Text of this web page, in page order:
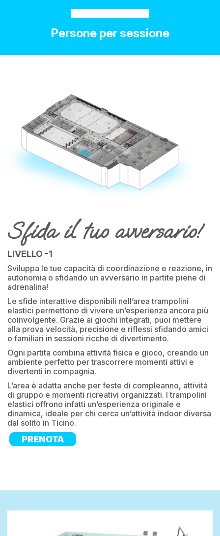
Persone per sessione
Sfida il tuo avversario!
LIVELLO -1
Sviluppa le tue capacità di coordinazione e reazione, in
autonomia o sfidando un avversario in partite piene di
adrenalina!
Le sfide interattive disponibili nell’area trampolini
elastici permettono di vivere un’esperienza ancora più
coinvolgente. Grazie ai giochi integrati, puoi mettere
alla prova velocità, precisione e riflessi sfidando amici
o familiari in sessioni ricche di divertimento.
Ogni partita combina attività fisica e gioco, creando un
ambiente perfetto per trascorrere momenti attivi e
divertenti in compagnia.
L’area è adatta anche per feste di compleanno, attività
di gruppo e momenti ricreativi organizzati. I trampolini
elastici offrono infatti un’esperienza originale e
dinamica, ideale per chi cerca un’attività indoor diversa
dal solito in Ticino.
PRENOTA